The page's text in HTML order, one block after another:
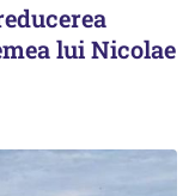
lui Nicolae